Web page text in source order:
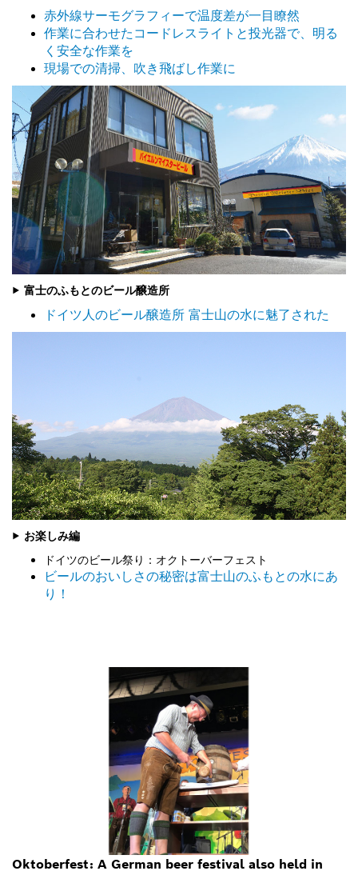
赤外線サーモグラフィーで温度差が一目瞭然
作業に合わせたコードレスライトと投光器で、明る
く安全な作業を
現場での清掃、吹き飛ばし作業に
▶ 富士のふもとのビール醸造所
ドイツ人のビール醸造所 富士山の水に魅了された
▶ お楽しみ編
ドイツのビール祭り：オクトーバーフェスト
ビールのおいしさの秘密は富士山のふもとの水にあ
り！
Oktoberfest: A German beer festival also held in